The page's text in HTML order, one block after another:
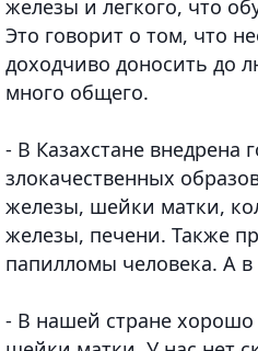
железы и легкого, что
Это говорит о том, что
доходчиво доносить до
много общего.
- В Казахстане внедрена
злокачественных
железы, шейки матки,
железы, печени. Также
папилломы человека. А
- В нашей стране хорошо